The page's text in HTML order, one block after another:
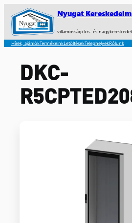
Nyugat
villamossági kis- és
Hírek, ajánlókTermékeinkLetöltésekTelephelyekRólunk
DKC-